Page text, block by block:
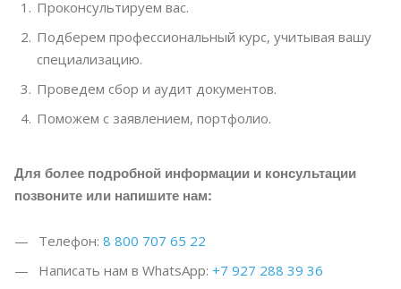
Проконсультируем вас.
Подберем профессиональный курс, учитывая вашу
специализацию.
Проведем сбор и аудит документов.
Поможем с заявлением, портфолио.
Для более подробной информации и консультации
позвоните или напишите нам:
Телефон: 8 800 707 65 22
Написать нам в WhatsApp: +7 927 288 39 36